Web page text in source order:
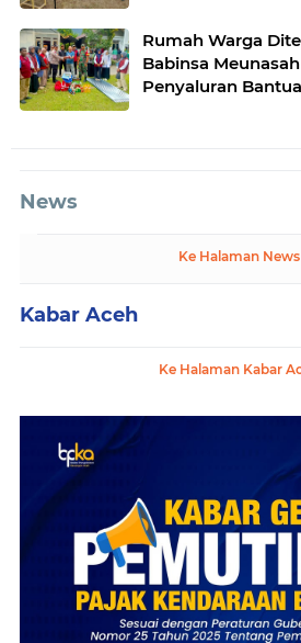
Rumah Warga
Babinsa
Penyaluran
News
Ke Halaman News
Kabar Aceh
Ke Halaman Kabar